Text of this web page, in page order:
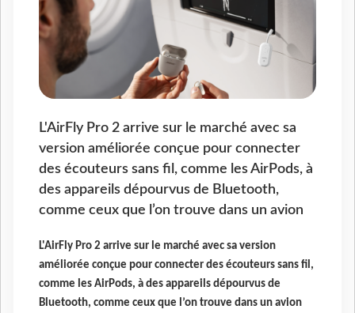
L'AirFly Pro 2 arrive sur le marché avec sa
version améliorée conçue pour connecter
des écouteurs sans fil, comme les AirPods, à
des appareils dépourvus de Bluetooth,
comme ceux que l’on trouve dans un avion
L'AirFly Pro 2 arrive sur le marché avec sa version
améliorée conçue pour connecter des écouteurs sans fil,
comme les AirPods, à des appareils dépourvus de
Bluetooth, comme ceux que l’on trouve dans un avion